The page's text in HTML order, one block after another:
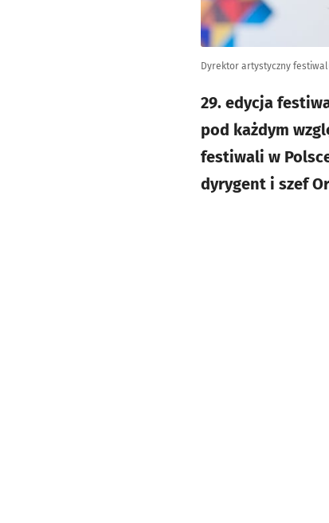
Dyrektor artystyczny
29. edycja
pod każdym
festiwali w
dyrygent i szef